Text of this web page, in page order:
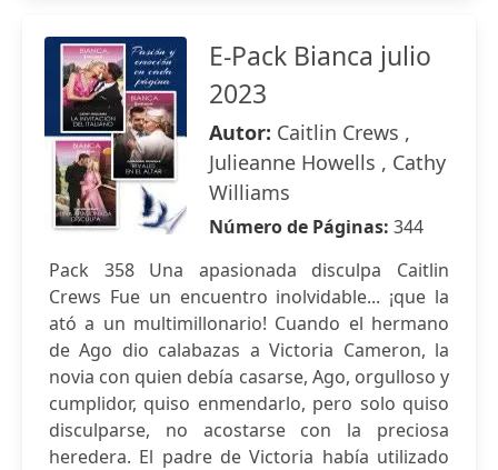
E-Pack Bianca julio
2023
Autor: Caitlin Crews ,
Julieanne Howells , Cathy
Williams
Número de Páginas: 344
Pack 358 Una apasionada disculpa Caitlin
Crews Fue un encuentro inolvidable... ¡que la
ató a un multimillonario! Cuando el hermano
de Ago dio calabazas a Victoria Cameron, la
novia con quien debía casarse, Ago, orgulloso y
cumplidor, quiso enmendarlo, pero solo quiso
disculparse, no acostarse con la preciosa
heredera. El padre de Victoria había utilizado